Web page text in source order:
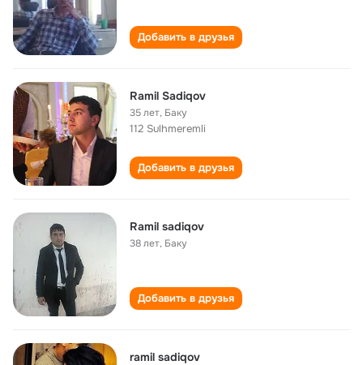
Добавить в друзья
Ramil Sadiqov
35 лет, Баку
112 Sulhmeremli
Добавить в друзья
Ramil sadiqov
38 лет, Баку
Добавить в друзья
ramil sadiqov